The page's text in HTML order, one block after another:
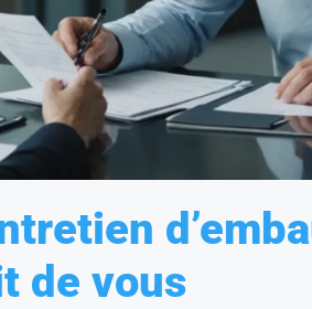
de vous